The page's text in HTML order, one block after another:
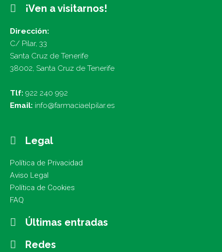
¡Ven a visitarnos!
Dirección:
C/ Pilar, 33
Santa Cruz de Tenerife
38002, Santa Cruz de Tenerife
Tlf: 922 240 992
Email: info@farmaciaelpilar.es
Legal
Política de Privacidad
Aviso Legal
Política de Cookies
FAQ
Últimas entradas
Redes